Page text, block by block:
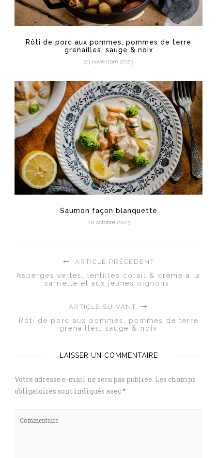
Rôti de porc aux pommes, pommes de terre
grenailles, sauge & noix
23 novembre 2023
Saumon façon blanquette
20 octobre 2023
ARTICLE PRÉCÉDENT
Asperges vertes, lentilles corail & crème à la
sarriette et aux jeunes oignons
ARTICLE SUIVANT
Rôti de porc aux pommes, pommes de terre
grenailles, sauge & noix
LAISSER UN COMMENTAIRE
Votre adresse e-mail ne sera pas publiée. Les champs
obligatoires sont indiqués avec*